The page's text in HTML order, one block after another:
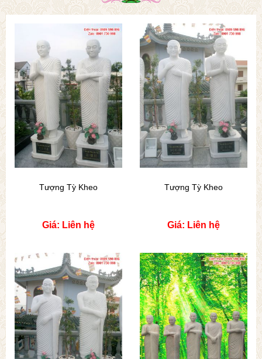
Tượng Tỳ Kheo
Giá: Liên hệ
Tượng Tỳ Kheo
Giá: Liên hệ